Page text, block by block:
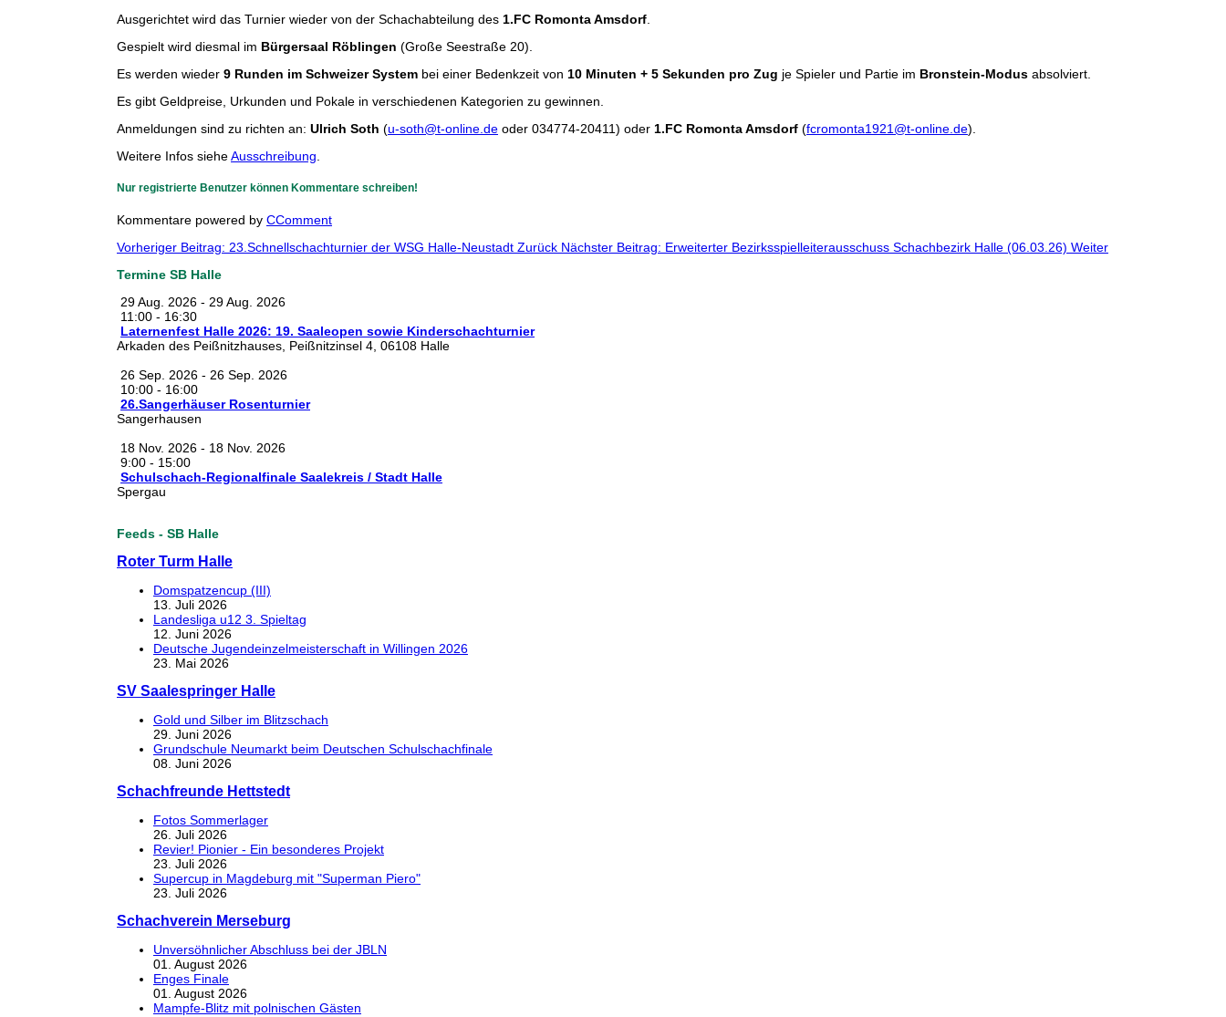
Ausgerichtet wird das Turnier wieder von der Schachabteilung des 1.FC Romonta Amsdorf
Gespielt wird diesmal im Bürgersaal Röblingen (Große Seestraße 20).
Es werden wieder 9 Runden im Schweizer System bei einer Bedenkzeit von 10 Minuten + 5 Sekunden pro Zug je Spieler und Partie im Bronstein-Modus absolviert.
Es gibt Geldpreise, Urkunden und Pokale in verschiedenen Kategorien zu gewinnen.
Anmeldungen sind zu richten an: Ulrich Soth (u-soth@t-online.de oder 034774-20411) oder 1.FC Romonta Amsdorf (fcromonta1921@t-online.de).
Weitere Infos sieheAusschreibung
Nur registrierte Benutzer können Kommentare schreiben!
Kommentare powered by CComment
Vorheriger Beitrag: 23.Schnellschachturnier der WSG Halle-Neustadt Zurück Nächster Beitrag: Erweiterter Bezirksspielleiterausschuss Schachbezirk Halle (06.03.26) Weiter
Termine SB Halle
29 Aug. 2026 - 29 Aug. 2026
11:00 - 16:30
Laternenfest Halle 2026: 19. Saaleopen sowie Kinderschachturnier
Arkaden des Peißnitzhauses, Peißnitzinsel 4, 06108 Halle
26 Sep. 2026 - 26 Sep. 2026
10:00 - 16:00
26.Sangerhäuser Rosenturnier
Sangerhausen
18 Nov. 2026 - 18 Nov. 2026
9:00 - 15:00
Schulschach-Regionalfinale Saalekreis / Stadt Halle
Spergau
Feeds - SB Halle
Roter Turm Halle
Domspatzencup (III)
13. Juli 2026
Landesliga u12 3. Spieltag
12. Juni 2026
Deutsche Jugendeinzelmeisterschaft in Willingen 2026
23. Mai 2026
SV Saalespringer Halle
Gold und Silber im Blitzschach
29. Juni 2026
Grundschule Neumarkt beim Deutschen Schulschachfinale
08. Juni 2026
Schachfreunde Hettstedt
Fotos Sommerlager
26. Juli 2026
Revier! Pionier - Ein besonderes Projekt
23. Juli 2026
Supercup in Magdeburg mit "Superman Piero"
23. Juli 2026
Schachverein Merseburg
Unversöhnlicher Abschluss bei der JBLN
01. August 2026
Enges Finale
01. August 2026
Mampfe-Blitz mit polnischen Gästen